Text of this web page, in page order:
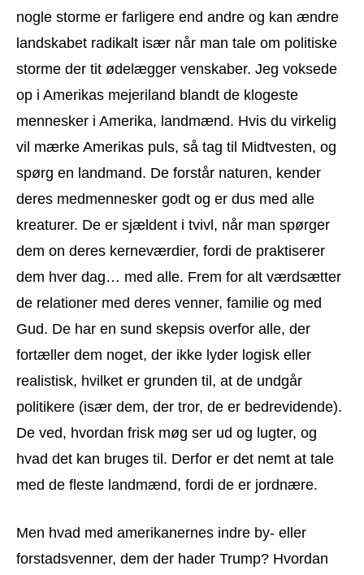
nogle storme er farligere end andre og kan ændre
landskabet radikalt især når man tale om politiske
storme der tit ødelægger venskaber. Jeg voksede
op i Amerikas mejeriland blandt de klogeste
mennesker i Amerika, landmænd. Hvis du virkelig
vil mærke Amerikas puls, så tag til Midtvesten, og
spørg en landmand. De forstår naturen, kender
deres medmennesker godt og er dus med alle
kreaturer. De er sjældent i tvivl, når man spørger
dem on deres kerneværdier, fordi de praktiserer
dem hver dag… med alle. Frem for alt værdsætter
de relationer med deres venner, familie og med
Gud. De har en sund skepsis overfor alle, der
fortæller dem noget, der ikke lyder logisk eller
realistisk, hvilket er grunden til, at de undgår
politikere (især dem, der tror, de er bedrevidende).
De ved, hvordan frisk møg ser ud og lugter, og
hvad det kan bruges til. Derfor er det nemt at tale
med de fleste landmænd, fordi de er jordnære.
Men hvad med amerikanernes indre by- eller
forstadsvenner, dem der hader Trump? Hvordan